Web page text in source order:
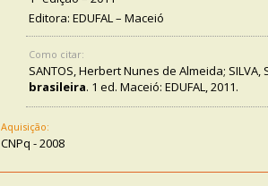
Editora: EDUFAL – Maceió
Como citar:
SANTOS, Herbert Nunes de Almeida; SILVA,
brasileira. 1 ed. Maceió: EDUFAL, 2011.
Aquisição:
CNPq - 2008